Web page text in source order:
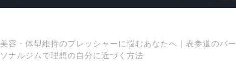
美容・体型維持のプレッシャーに悩むあなたへ｜表参道のパー
ソナルジムで理想の自分に近づく方法